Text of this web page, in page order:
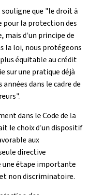
que "le droit à
pour la protection des
mais d'un principe de
la loi, nous protégeons
équitable au crédit
sur une pratique déjà
dans le cadre de
dans le Code de la
le choix d'un dispositif
aux
directive
une étape importante
non discriminatoire.